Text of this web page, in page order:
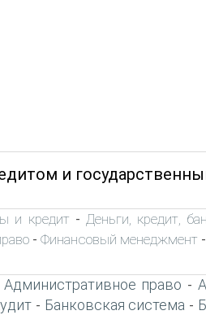
и
и кредит - Деньги, кредит,
- Финансовый менеджмент -
Административное право -
- Банковская система -